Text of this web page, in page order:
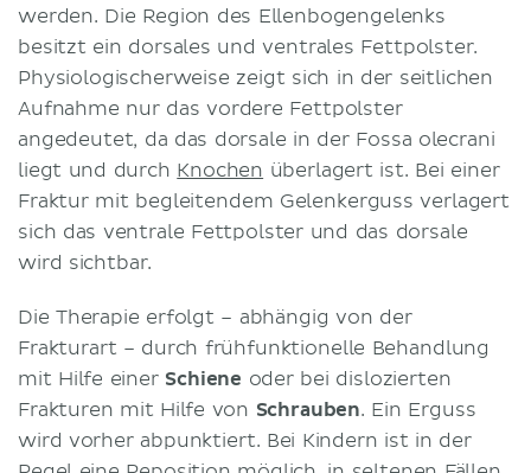
werden. Die Region des Ellenbogengelenks
besitzt ein dorsales und ventrales Fettpolster.
Physiologischerweise zeigt sich in der seitlichen
Aufnahme nur das vordere Fettpolster
angedeutet, da das dorsale in der Fossa olecrani
liegt und durch Knochen überlagert ist. Bei einer
Fraktur mit begleitendem Gelenkerguss verlagert
sich das ventrale Fettpolster und das dorsale
wird sichtbar.
Die Therapie erfolgt – abhängig von der
Frakturart – durch frühfunktionelle Behandlung
mit Hilfe einer Schiene oder bei dislozierten
Frakturen mit Hilfe von Schrauben. Ein Erguss
wird vorher abpunktiert. Bei Kindern ist in der